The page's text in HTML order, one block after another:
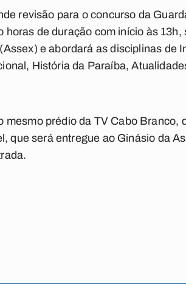
revisão para o concurso da
de duração com início às 13h,
e abordará as disciplinas de
História da Paraíba,
prédio da TV Cabo Branco,
que será entregue ao Ginásio da